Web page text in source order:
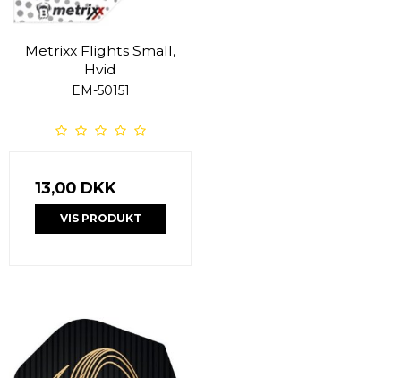
Metrixx Flights Small,
Hvid
EM-50151
13,00 DKK
VIS PRODUKT